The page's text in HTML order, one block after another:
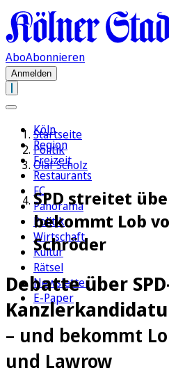
AboAbonnieren
Anmelden
Köln
Region
Freizeit
Restaurants
FC
Panorama
Politik
Wirtschaft
Kultur
Rätsel
Newsletter
E-Paper
Startseite
Politik
Olaf Scholz
SPD streitet
bekommt Lob
Schröder
Debatte über
– und bekommt
und Lawrow